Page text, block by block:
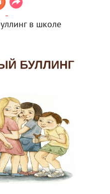
в школе